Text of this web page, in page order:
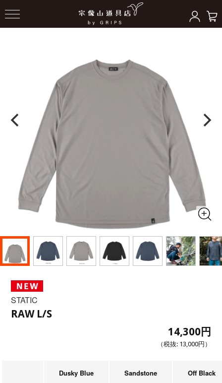
STATIC
RAW L/S
14,300円
（税抜: 13,000円 ）
Dusky Blue Sandstone Off Black